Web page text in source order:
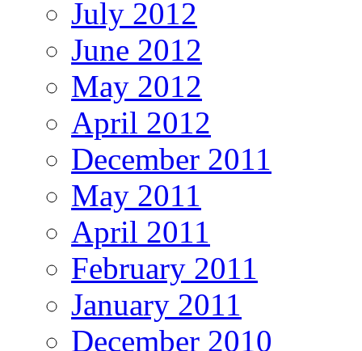
July 2012
June 2012
May 2012
April 2012
December 2011
May 2011
April 2011
February 2011
January 2011
December 2010